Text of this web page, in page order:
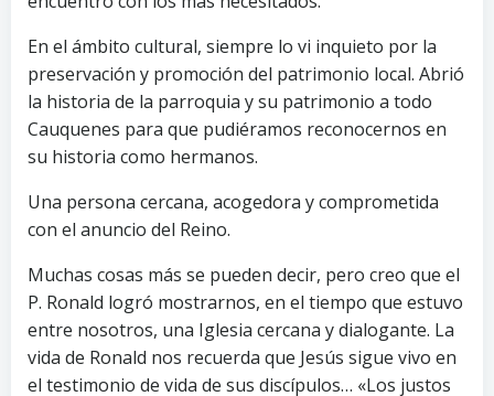
En el ámbito cultural, siempre lo vi inquieto por la
preservación y promoción del patrimonio local. Abrió
la historia de la parroquia y su patrimonio a todo
Cauquenes para que pudiéramos reconocernos en
su historia como hermanos.
Una persona cercana, acogedora y comprometida
con el anuncio del Reino.
Muchas cosas más se pueden decir, pero creo que el
P. Ronald logró mostrarnos, en el tiempo que estuvo
entre nosotros, una Iglesia cercana y dialogante. La
vida de Ronald nos recuerda que Jesús sigue vivo en
el testimonio de vida de sus discípulos… «Los justos